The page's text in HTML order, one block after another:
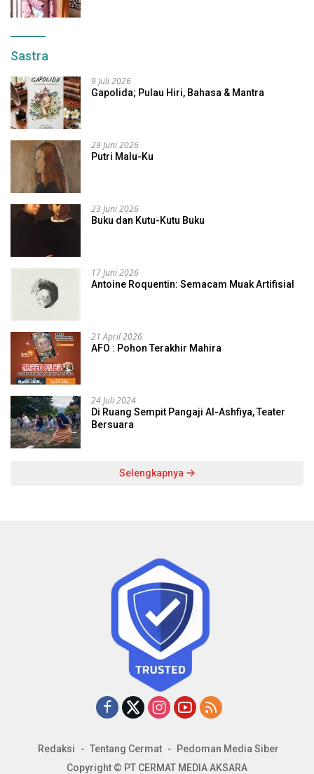
Sastra
9 Juli 2026
Gapolida; Pulau Hiri, Bahasa & Mantra
29 Juni 2026
Putri Malu-Ku
23 Juni 2026
Buku dan Kutu-Kutu Buku
17 Juni 2026
Antoine Roquentin: Semacam Muak Artifisial
21 April 2026
AFO : Pohon Terakhir Mahira
24 Juli 2024
Di Ruang Sempit Pangaji Al-Ashfiya, Teater
Bersuara
Selengkapnya
Redaksi Tentang Cermat
Pedoman Media Siber
Copyright © PT CERMAT MEDIA AKSARA